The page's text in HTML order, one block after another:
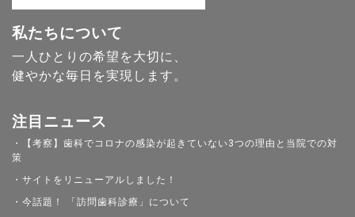
私たちについて
一人ひとりの希望を大切に、
健やかな毎日を実現します。
注目ニュース
・【考察】歯科でコロナの感染が起きていない3つの理由と当院での対
策
・サイトをリニューアルしました！
・今話題！ 「訪問歯科診療」について